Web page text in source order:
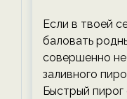
Если в твоей
баловать
совершенно не
заливного
Быстрый